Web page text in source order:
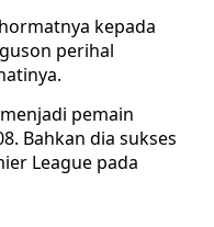
kepada
perihal
pemain
Bahkan dia sukses
League pada